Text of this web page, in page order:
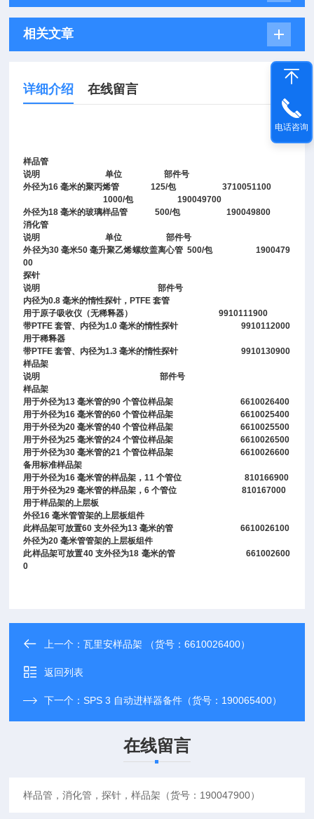
相关文章
详细介绍 在线留言
样品管
说明 单位 部件号
外径为16 毫米的聚丙烯管 125/包 3710051100
1000/包 190049700
外径为18 毫米的玻璃样品管 500/包 190049800
消化管
说明 单位 部件号
外径为30 毫米50 毫升聚乙烯螺纹盖离心管 500/包 1900479
00
探针
说明 部件号
内径为0.8 毫米的惰性探针，PTFE 套管
用于原子吸收仪（无稀释器） 9910111900
带PTFE 套管、内径为1.0 毫米的惰性探针 9910112000
用于稀释器
带PTFE 套管、内径为1.3 毫米的惰性探针 9910130900
样品架
说明 部件号
样品架
用于外径为13 毫米管的90 个管位样品架 6610026400
用于外径为16 毫米管的60 个管位样品架 6610025400
用于外径为20 毫米管的40 个管位样品架 6610025500
用于外径为25 毫米管的24 个管位样品架 6610026500
用于外径为30 毫米管的21 个管位样品架 6610026600
备用标准样品架
用于外径为16 毫米管的样品架，11 个管位 810166900
用于外径为29 毫米管的样品架，6 个管位 810167000
用于样品架的上层板
外径16 毫米管管架的上层板组件
此样品架可放置60 支外径为13 毫米的管 6610026100
外径为20 毫米管管架的上层板组件
此样品架可放置40 支外径为18 毫米的管 661002600
0
上一个：瓦里安样品架 （货号：6610026400）
返回列表
下一个：SPS 3 自动进样器备件（货号：190065400）
在线留言
电话咨询